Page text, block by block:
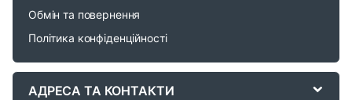
Обмін та повернення
Політика конфіденційності
АДРЕСА ТА КОНТАКТИ